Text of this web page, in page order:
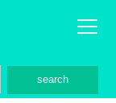
search